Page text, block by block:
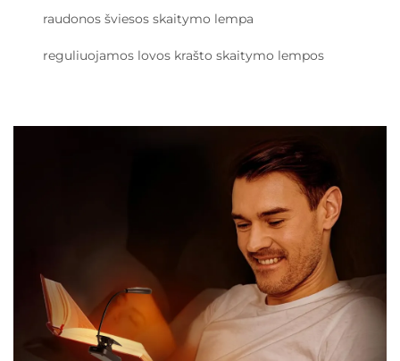
raudonos šviesos skaitymo lempa
reguliuojamos lovos krašto skaitymo lempos